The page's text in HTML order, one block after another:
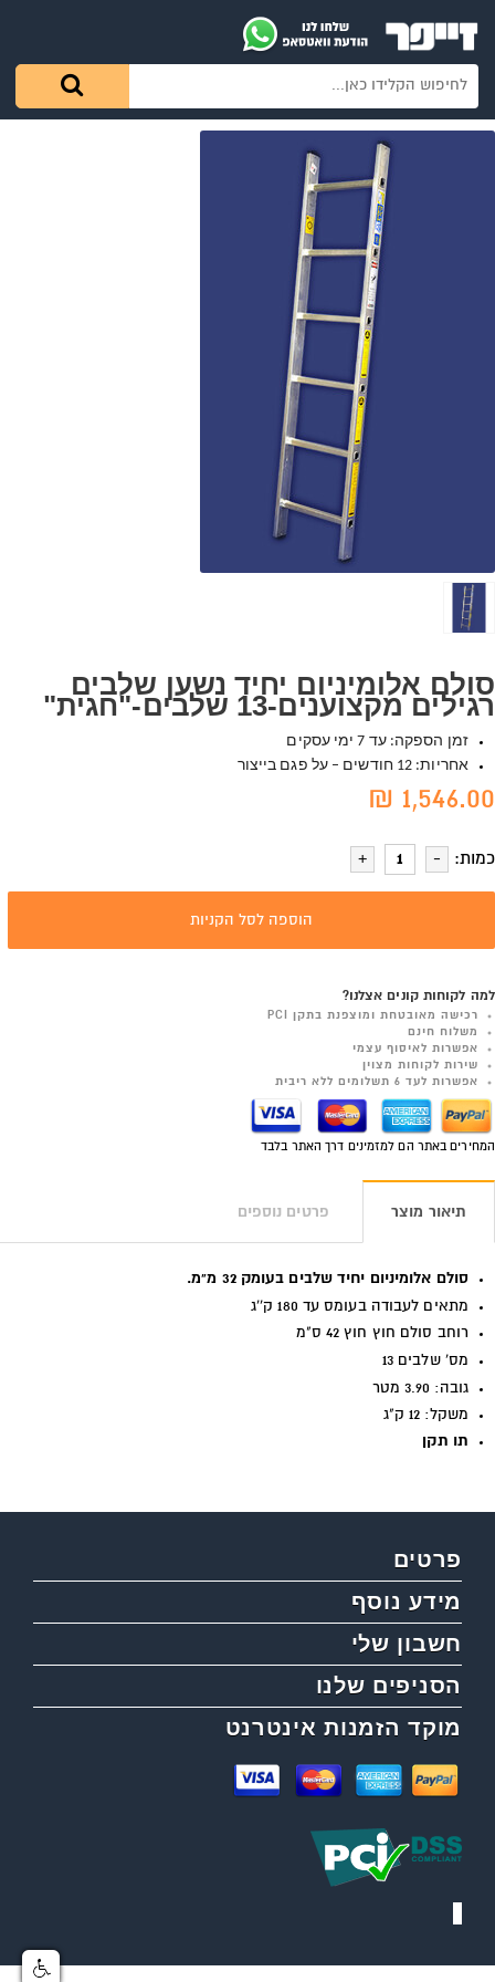
סולם אלומיניום יחיד נשען שלבים
רגילים מקצוענים-13 שלבים-"חגית"
זמן הספקה: עד 7 ימי עסקים
אחריות: 12 חודשים – על פגם בייצור
1,546.00 ₪
כמות:
הוספה לסל הקניות
למה לקוחות קונים אצלנו?
רכישה מאובטחת ומוצפנת בתקן PCI
משלוח חינם
אפשרות לאיסוף עצמי
שירות לקוחות מצוין
אפשרות לעד 6 תשלומים ללא ריבית
המחירים באתר הם למזמינים דרך האתר בלבד
תיאור מוצר פרטים נוספים
סולם אלומיניום יחיד שלבים בעומק 32 מ"מ.
מתאים לעבודה בעומס עד 180 ק''ג
רוחב סולם חוץ חוץ 42 ס"מ
מס' שלבים 13
גובה: 3.90 מטר
משקל: 12 ק"ג
תו תקן
פרטים
מידע נוסף
חשבון שלי
הסניפים שלנו
מוקד הזמנות אינטרנט